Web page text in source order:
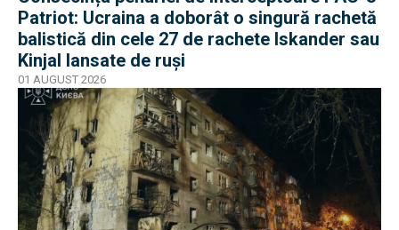
Patriot: Ucraina a doborât o singură rachetă
balistică din cele 27 de rachete Iskander sau
Kinjal lansate de ruși
01 AUGUST 2026